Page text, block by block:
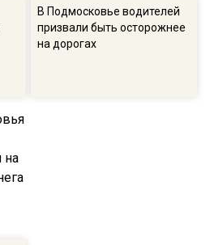
В Подмосковье водителей
призвали быть осторожнее
на дорогах